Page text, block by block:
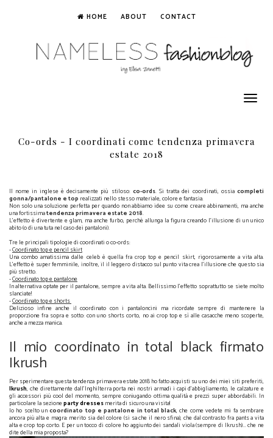
HOME ABOUT CONTACT
Toggle
navigation
Co-ords - I coordinati come tendenza primavera
estate 2018
Il nome in inglese è decisamente più stiloso: co-ords. Si tratta dei coordinati, ossiacompleti
gonna/pantalone e top realizzati nello stesso materiale, colore e fantasia.
Non solo una soluzione perfetta per quando non abbiamo idee su come creare abbinamenti, ma anche
una fortissimatendenza primavera estate 2018.
L'effetto è divertente e glam, ma anche furbo, perchè allunga la figura creando l'illusione di un unico
abito (o di una tuta nel caso dei pantaloni).
Tre le principali tipologie di coordinati o co-ords:
-Coordinato top e pencil skirt
Una combo amatissima dalle celeb è quella fra crop top e pencil skirt, rigorosamente a vita alta.
L'effetto è super femminile, inoltre, il il leggero distacco sul punto vita crea l’illusione che questo sia
più stretto.
-Coordinato top e pantalone
In alternativa optate per il pantalone, sempre a vita alta. Bellissimo l'effetto soprattutto se siete molto
slanciate!
-Coordinato top e shorts
Delizioso infine anche il coordinato con i pantaloncini ma ricordate sempre di mantenere la
proporzione fra sopra e sotto: con uno shorts corto, no ai crop top e sì alle casacche meno scoperte,
anche a mezza manica.
Il mio coordinato in total black firmato
Ikrush
Per sperimentare questa tendenza primavera estate 2018 ho fatto acquisti su uno dei miei siti preferiti,
Ikrush, che direttamente dall'Inghilterra porta nei nostri armadi i capi d'abbigliamento, le calzature e
gli accessori più cool del momento, sempre coniugando ottima qualità e prezzi super abbordabili. In
particolare la sezioneparty dressesmerita di sicuro una visita!
Io ho scelto uncoordinato top e pantalone in total black, che come vedete mi fa sembrare
ancora più alta e magra: merito sia del colore (si sa che il nero sfina), che dal contrasto fra pants a vita
alta e crop top corto. E per un tocco di colore ho aggiunto dei sandali viola (sempre di Ikrush)... che ne
dite della mia proposta?